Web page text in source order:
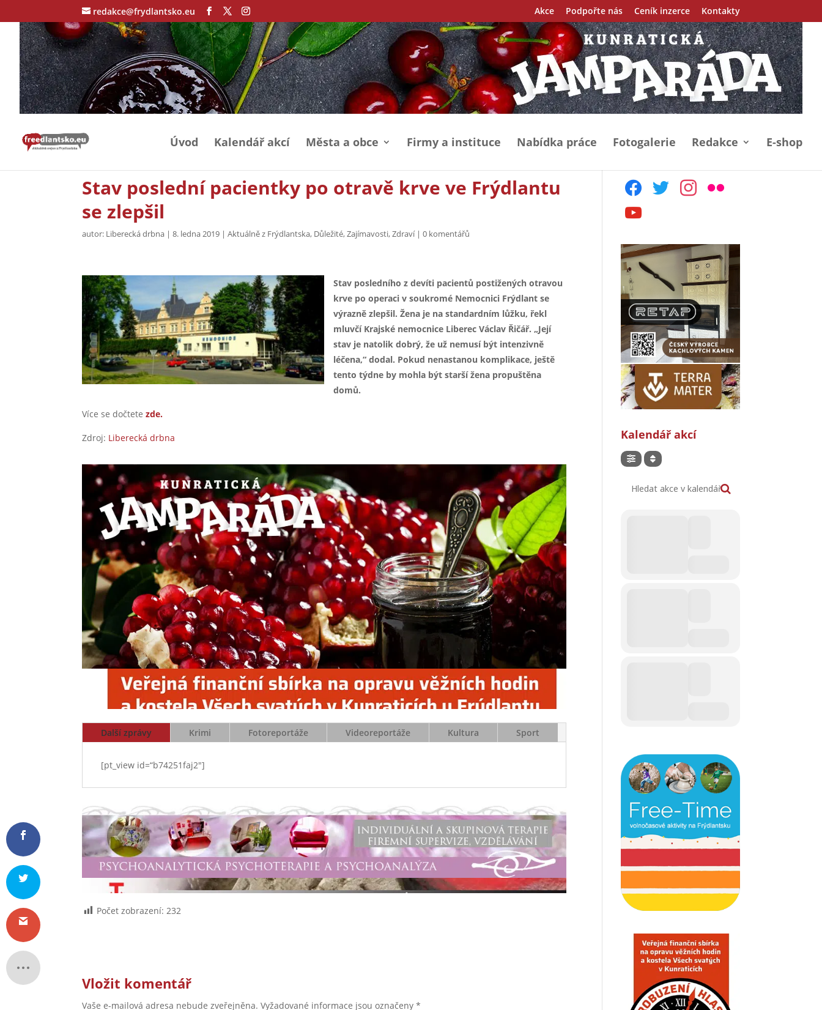
redakce@frydlantsko.eu Akce Podpořte nás Ceník inzerce Kontakty
Úvod Kalendář akcí Města a obce Firmy a instituce Nabídka práce Fotogalerie Redakce E-shop
Stav poslední pacientky po otravě krve ve Frýdlantu
se zlepšil
autor: Liberecká drbna |8. ledna 2019 |Aktuálně z Frýdlantska, Důležité,Zajímavosti,Zdraví|0 komentářů
Stav posledního z devíti pacientů postižených otravou
krve po operaci v soukromé Nemocnici Frýdlant se
výrazně zlepšil. Žena je na standardním lůžku, řekl
mluvčí Krajské nemocnice Liberec Václav Řičář. „Její
stav je natolik dobrý, že už nemusí být intenzivně
léčena,“ dodal. Pokud nenastanou komplikace, ještě
tento týdne by mohla být starší žena propuštěna
domů.
Více se dočtetezde.
Zdroj: Liberecká drbna
Další zprávy Krimi Fotoreportáže Videoreportáže Kultura Sport
[pt_view id=“b74251faj2″]
Počet zobrazení: 232
Vložit komentář
Vaše e-mailová adresa nebude zveřejněna. Vyžadované informace jsou označeny*
facebooktwitter instagram
flickr
youtube
Kalendář akcí